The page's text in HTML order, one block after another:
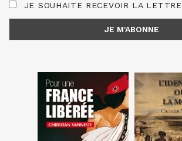
JE SOUHAITE RECEVOIR LA LETTRE